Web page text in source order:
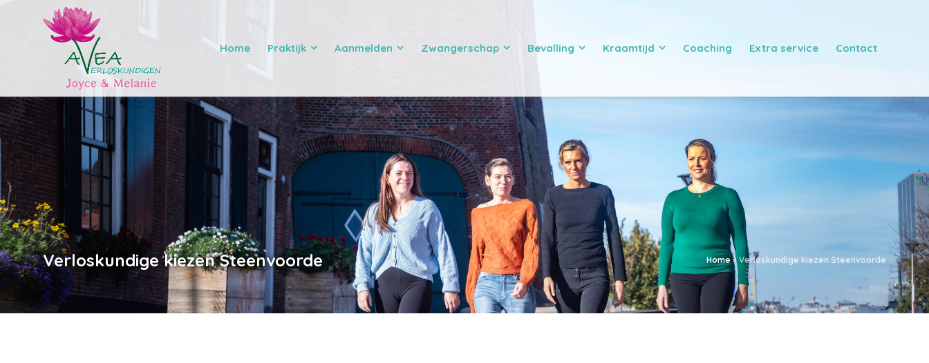
Home Praktijk Aanmelden Zwangerschap Bevalling Kraamtijd Coaching Extra service Contact
Verloskundige kiezen Steenvoorde Home » Verloskundige kiezen Steenvoorde